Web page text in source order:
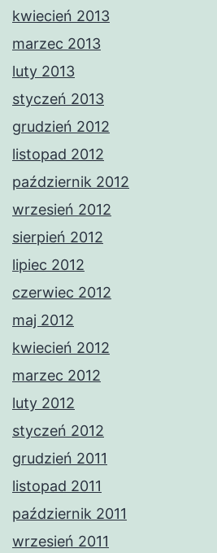
kwiecień 2013
marzec 2013
luty 2013
styczeń 2013
grudzień 2012
listopad 2012
październik 2012
wrzesień 2012
sierpień 2012
lipiec 2012
czerwiec 2012
maj 2012
kwiecień 2012
marzec 2012
luty 2012
styczeń 2012
grudzień 2011
listopad 2011
październik 2011
wrzesień 2011